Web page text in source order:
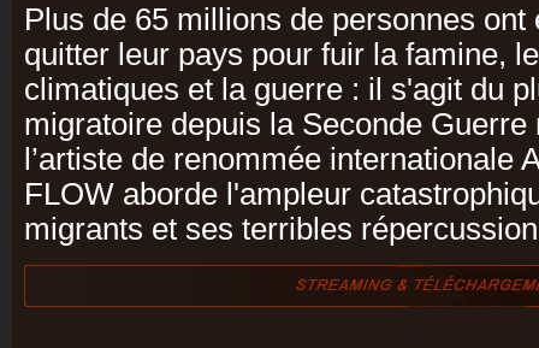
Plus de 65 millions de personnes ont
quitter leur pays pour fuir la famine,
climatiques et la guerre : il s'agit du
migratoire depuis la Seconde
l’artiste de renommée internationale
FLOW aborde l'ampleur
migrants et ses terribles